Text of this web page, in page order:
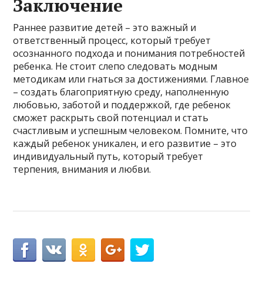
Заключение
Раннее развитие детей – это важный и
ответственный процесс, который требует
осознанного подхода и понимания потребностей
ребенка. Не стоит слепо следовать модным
методикам или гнаться за достижениями. Главное
– создать благоприятную среду, наполненную
любовью, заботой и поддержкой, где ребенок
сможет раскрыть свой потенциал и стать
счастливым и успешным человеком. Помните, что
каждый ребенок уникален, и его развитие – это
индивидуальный путь, который требует
терпения, внимания и любви.